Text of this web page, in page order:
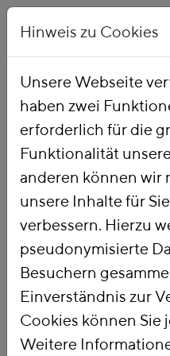
Startseite Unsere Arbeit
Mit einer
Finanzreform
nutzen
Hinweis zu Cookies
Unsere Webseite
haben zwei
erforderlich für die
Funktionalität
anderen können wir
unsere Inhalte für
verbessern. Hierzu
pseudonymisierte
Besuchern
Einverständnis zur
Cookies können Sie
Weitere